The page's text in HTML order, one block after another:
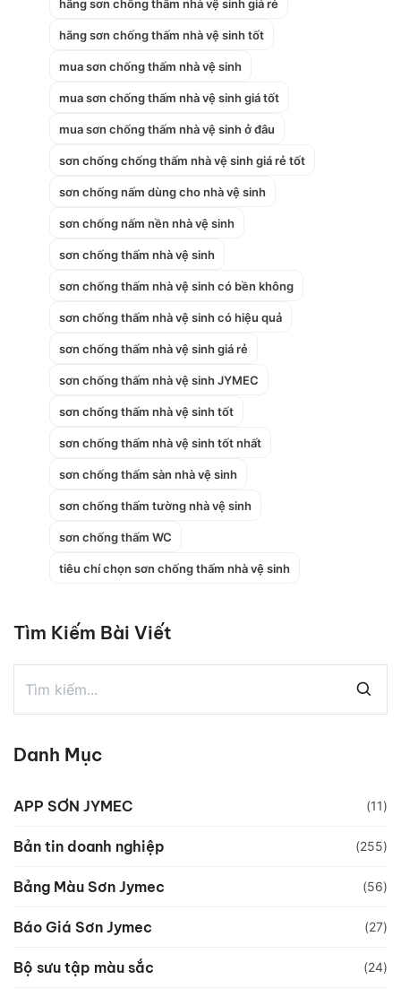
hãng sơn chống thấm nhà vệ sinh giá rẻ
hãng sơn chống thấm nhà vệ sinh tốt
mua sơn chống thấm nhà vệ sinh
mua sơn chống thấm nhà vệ sinh giá tốt
mua sơn chống thấm nhà vệ sinh ở đâu
sơn chống chống thấm nhà vệ sinh giá rẻ tốt
sơn chống nấm dùng cho nhà vệ sinh
sơn chống nấm nền nhà vệ sinh
sơn chống thấm nhà vệ sinh
sơn chống thấm nhà vệ sinh có bền không
sơn chống thấm nhà vệ sinh có hiệu quả
sơn chống thấm nhà vệ sinh giá rẻ
sơn chống thấm nhà vệ sinh JYMEC
sơn chống thấm nhà vệ sinh tốt
sơn chống thấm nhà vệ sinh tốt nhất
sơn chống thấm sàn nhà vệ sinh
sơn chống thấm tường nhà vệ sinh
sơn chống thấm WC
tiêu chí chọn sơn chống thấm nhà vệ sinh
Tìm Kiếm Bài Viết
Danh Mục
APP SƠN JYMEC (11)
Bản tin doanh nghiệp (255)
Bảng Màu Sơn Jymec (56)
Báo Giá Sơn Jymec (27)
Bộ sưu tập màu sắc (24)